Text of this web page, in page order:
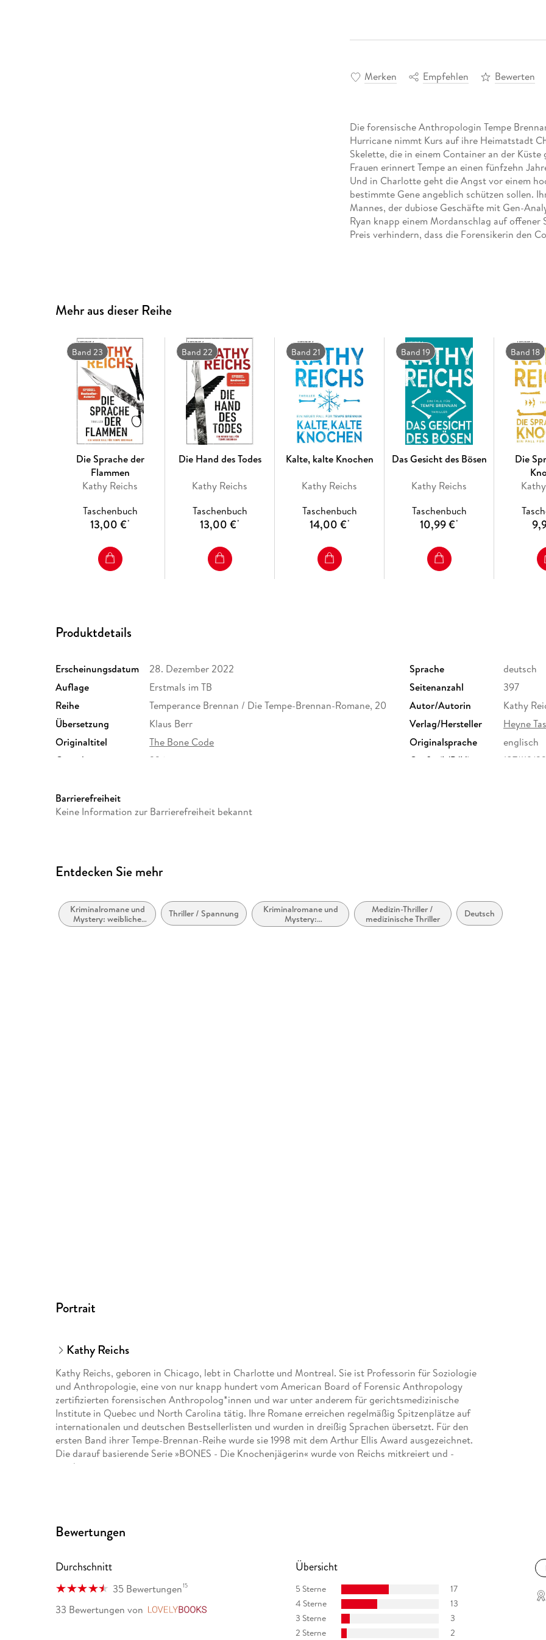
Merken Empfehlen Bewerten
Die forensische Anthropologin Tempe
Hurricane nimmt Kurs auf ihre Heimatstadt
Skelette, die in einem Container an der
Frauen erinnert Tempe an einen fünfzehn
Und in Charlotte geht die Angst vor einem
bestimmte Gene angeblich schützen sollen.
Mannes, der dubiose Geschäfte mit Gen-
Ryan knapp einem Mordanschlag auf
Preis verhindern, dass die Forensikerin den
Mehr aus dieser Reihe
Band 23
Die Sprache der
Flammen
Kathy Reichs
Taschenbuch
13,00 €*
Band 22
Die Hand des Todes
Kathy Reichs
Taschenbuch
13,00 €*
Band 21
Kalte, kalte Knochen
Kathy Reichs
Taschenbuch
14,00 €*
Band 19
Das Gesicht des Bösen
Kathy Reichs
Taschenbuch
10,99 €*
Band 18
Die
Produktdetails
Erscheinungsdatum 28. Dezember 2022 Sprache
deutsch
Auflage
Erstmals im TB Seitenanzahl
397
Reihe
Temperance Brennan / Die Tempe-Brennan-Romane, 20 Autor/Autorin
Kathy
Übersetzung
Klaus Berr Verlag/Hersteller
Heyne
Originaltitel
The Bone Code Originalsprache
englisch
Gewicht
326 g Größe (L/B/H)
187/119/32
Barrierefreiheit
Keine Information zur Barrierefreiheit bekannt
Entdecken Sie mehr
Kriminalromane und
Mystery: weibliche
Ermittler
Thriller / Spannung
Kriminalromane und
Mystery:
Ermittlerinnen
Medizin-Thriller /
medizinische Thriller
Deutsch
Portrait
Kathy Reichs
Kathy Reichs, geboren in Chicago, lebt in Charlotte und Montreal. Sie ist Professorin für Soziologie
und Anthropologie, eine von nur knapp hundert vom American Board of Forensic Anthropology
zertifizierten forensischen Anthropolog*innen und war unter anderem für gerichtsmedizinische
Institute in Quebec und North Carolina tätig. Ihre Romane erreichen regelmäßig Spitzenplätze auf
internationalen und deutschen Bestsellerlisten und wurden in dreißig Sprachen übersetzt. Für den
ersten Band ihrer Tempe-Brennan-Reihe wurde sie 1998 mit dem Arthur Ellis Award ausgezeichnet.
Die darauf basierende Serie »BONES - Die Knochenjägerin« wurde von Reichs mitkreiert und -
produziert.
Bewertungen
Durchschnitt
35 Bewertungen15
33 Bewertungen von
Übersicht
5 Sterne
17
4 Sterne
13
3 Sterne
3
2 Sterne
2